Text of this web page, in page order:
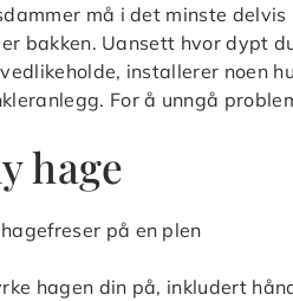
må i det minste
bakken. Uansett hvor dypt
installerer noen
For å unngå
hage
hagen din på, inkludert